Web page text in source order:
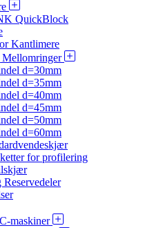
QuickBlock
Kantlimere
Mellomringer
d=30mm
d=35mm
d=40mm
d=45mm
d=50mm
d=60mm
for profilering
Reservedeler
maskiner